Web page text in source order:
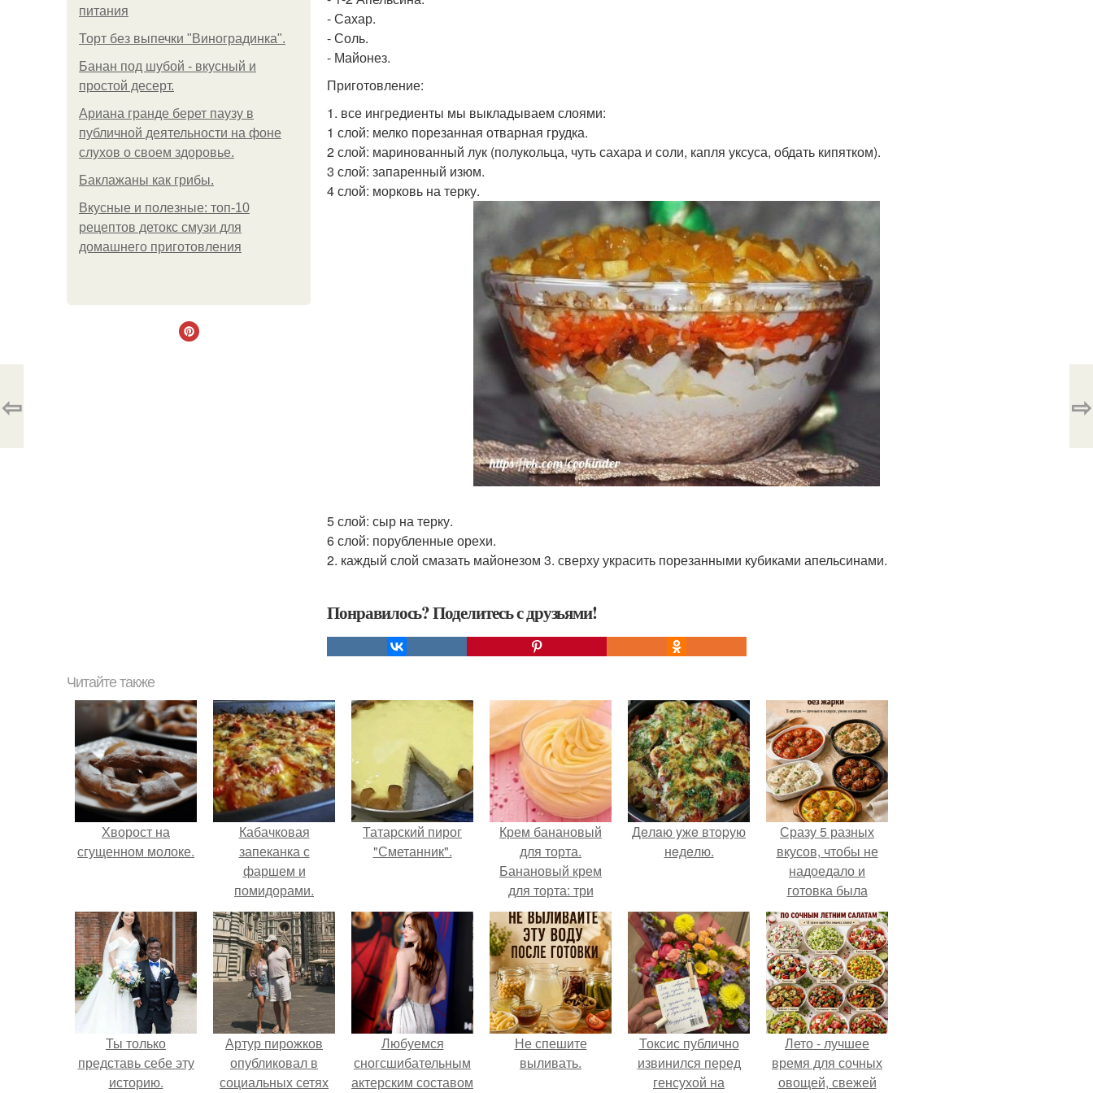
питания
Торт без выпечки "Виноградинка".
Банан под шубой - вкусный и
простой десерт.
Ариана гранде берет паузу в
публичной деятельности на фоне
слухов о своем здоровье.
Баклажаны как грибы.
Вкусные и полезные: топ-10
рецептов детокс смузи для
домашнего приготовления
- Сахар.
- Соль.
- Майонез.
Приготовление:
1. все ингредиенты мы выкладываем слоями:
1 слой: мелко порезанная отварная грудка.
2 слой: маринованный лук (полукольца, чуть сахара и соли, капля уксуса, обдать кипятком).
3 слой: запаренный изюм.
4 слой: морковь на терку.
5 слой: сыр на терку.
6 слой: порубленные орехи.
2. каждый слой смазать майонезом 3. сверху украсить порезанными кубиками апельсинами.
Понравилось? Поделитесь с друзьями!
⇦ ⇨
Читайте также
Хворост на
сгущенном молоке.
Кабачковая
запеканка с
фаршем и
помидорами.
Татарский пирог
"Сметанник".
Крем банановый
для торта.
Банановый крем
для торта: три
рецепта как
приготовить.
Дeлaю yжe втopую
нeдeлю.
Сразу 5 разных
вкусов, чтобы не
надоедало и
готовка была
проще.
Ты только
представь себе эту
историю.
Артур пирожков
опубликовал в
социальных сетях
Любуемся
сногсшибательным
актерским составом
Не спешите
выливать.
Токсис публично
извинился перед
генсухой на
Лето - лучшее
время для сочных
овощей, свежей